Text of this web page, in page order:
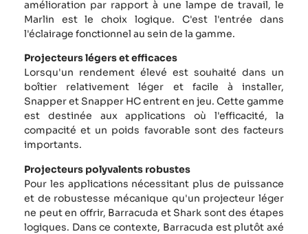
amélioration par rapport à une lampe de travail, le
Marlin est le choix logique. C'est l'entrée dans
l'éclairage fonctionnel au sein de la gamme.
Projecteurs légers et efficaces
Lorsqu'un rendement élevé est souhaité dans un
boîtier relativement léger et facile à installer,
Snapper et Snapper HC entrent en jeu. Cette gamme
est destinée aux applications où l'efficacité, la
compacité et un poids favorable sont des facteurs
importants.
Projecteurs polyvalents robustes
Pour les applications nécessitant plus de puissance
et de robustesse mécanique qu'un projecteur léger
ne peut en offrir, Barracuda et Shark sont des étapes
logiques. Dans ce contexte, Barracuda est plutôt axé